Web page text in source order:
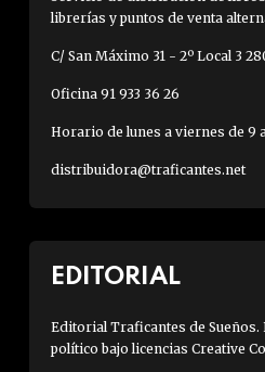
librerías y puntos de venta
C/ San Máximo 31 - 2º Local 3
Oficina 91 933 36 26
Horario de lunes a viernes de 9 a
distribuidora@traficantes.net
EDITORIAL
Editorial Traficantes de Sueños.
político bajo licencias Creative